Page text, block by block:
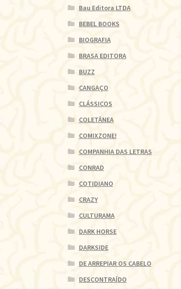
Bau Editora LTDA
BEBEL BOOKS
BIOGRAFIA
BRASA EDITORA
BUZZ
CANGAÇO
CLÁSSICOS
COLETÂNEA
COMIXZONE!
COMPANHIA DAS LETRAS
CONRAD
COTIDIANO
CRAZY
CULTURAMA
DARK HORSE
DARKSIDE
DE ARREPIAR OS CABELO
DESCONTRAÍDO